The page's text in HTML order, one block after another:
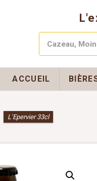
ACCUEIL
L’Epervier 33cl